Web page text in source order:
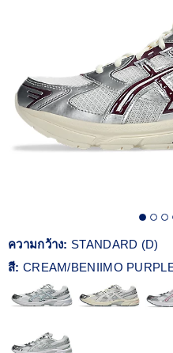
ลิงก์
หน้า
เดียวกัน
ความกว้าง: STANDARD (D)
สี: CREAM/BENIIMO